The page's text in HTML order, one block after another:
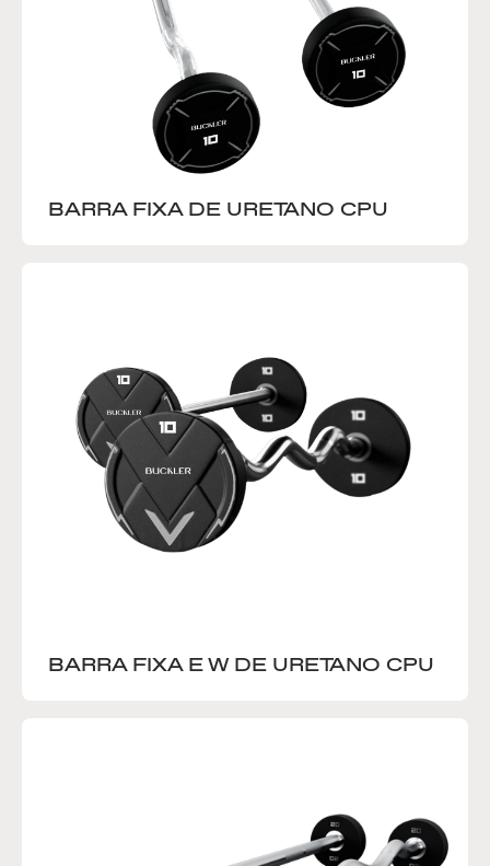
BARRA FIXA DE URETANO CPU
BARRA FIXA E W DE URETANO CPU